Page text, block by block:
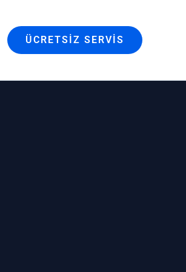
ÜCRETSIZ SERVIS